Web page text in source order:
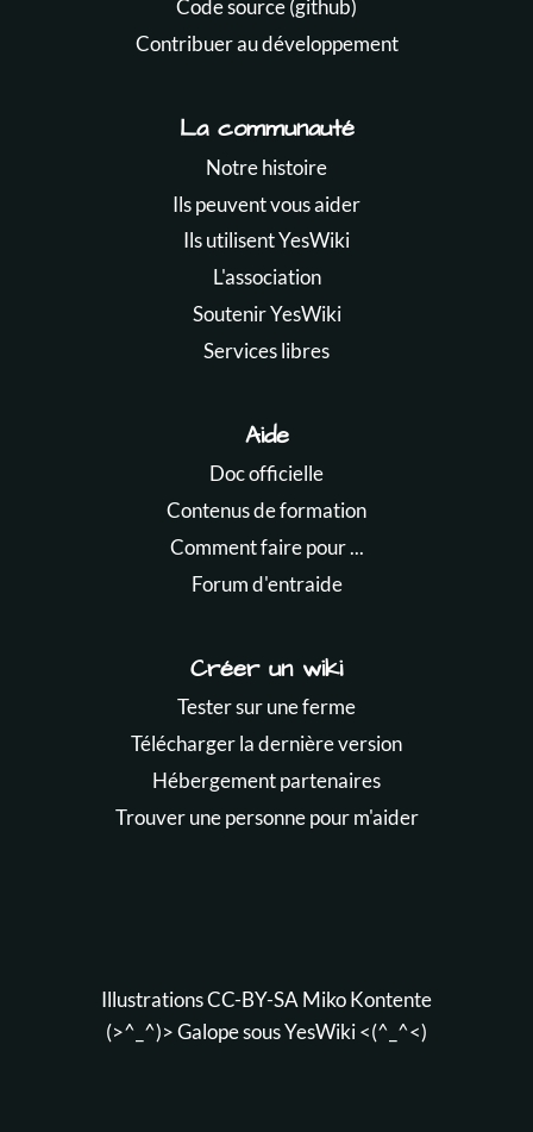
Code source (github)
Contribuer au développement
La communauté
Notre histoire
Ils peuvent vous aider
Ils utilisent YesWiki
L'association
Soutenir YesWiki
Services libres
Aide
Doc officielle
Contenus de formation
Comment faire pour ...
Forum d'entraide
Créer un wiki
Tester sur une ferme
Télécharger la dernière version
Hébergement partenaires
Trouver une personne pour m'aider
Illustrations CC-BY-SA Miko Kontente
(>^_^)> Galope sousYesWiki<(^_^<)